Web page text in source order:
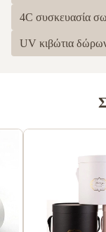
4C συσκευασία
UV κιβώτια